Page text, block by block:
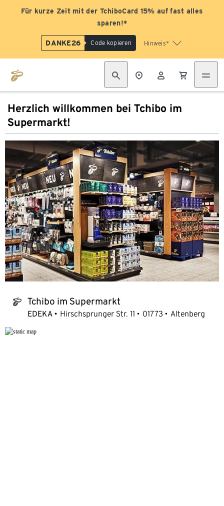
Für kurze Zeit mit der TchiboCard 15% auf fast alles
sparen!*
DANKE26 Code kopieren Hinweis*
Herzlich willkommen bei Tchibo im
Supermarkt!
tchibo_logo Tchibo im Supermarkt
EDEKA Hirschsprunger Str. 11 01773 Altenberg